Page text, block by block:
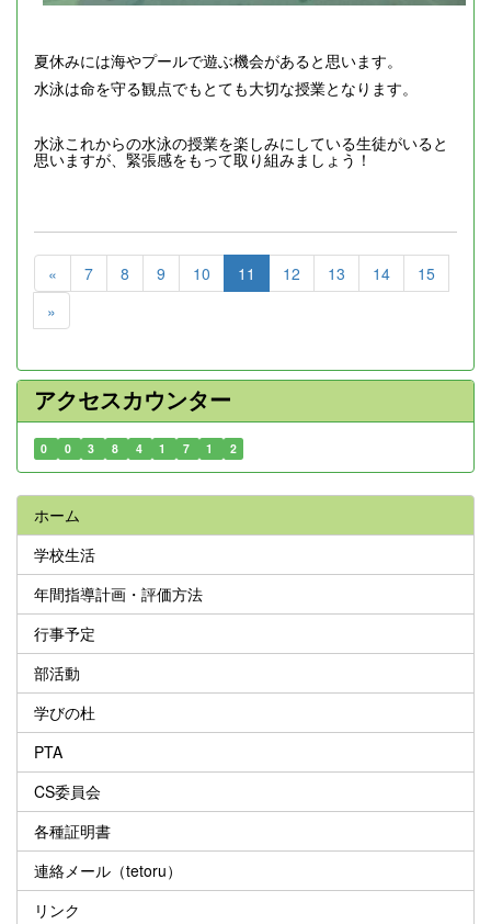
夏休みには海やプールで遊ぶ機会があると思います。
水泳は命を守る観点でもとても大切な授業となります。
水泳これからの水泳の授業を楽しみにしている生徒がいると
思いますが、緊張感をもって取り組みましょう！
« 7 8 9 10 11 12 13 14
15
»
アクセスカウンター
0 0 3 8 4 1 7 1 2
ホーム
学校生活
年間指導計画・評価方法
行事予定
部活動
学びの杜
PTA
CS委員会
各種証明書
連絡メール（tetoru）
リンク